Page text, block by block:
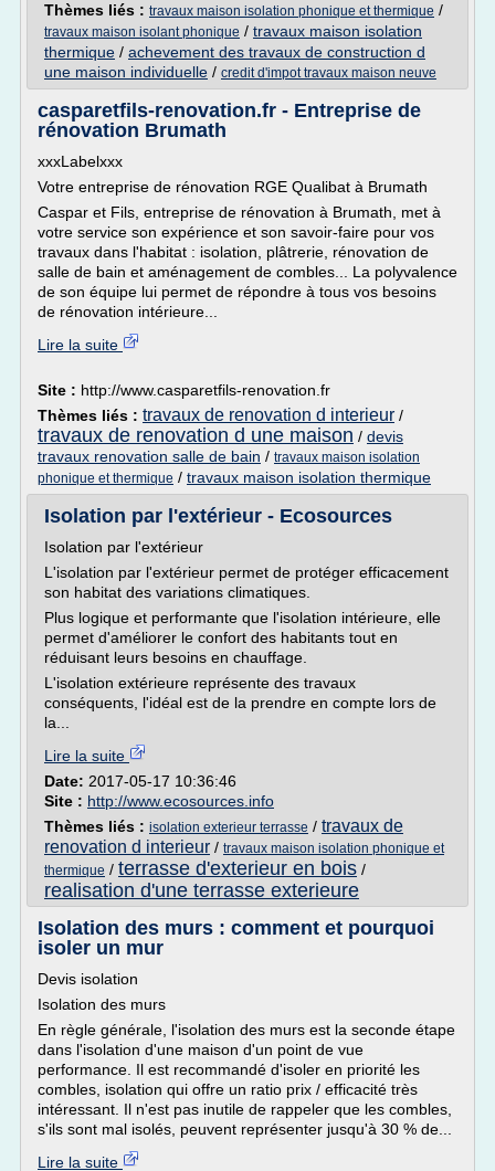
Thèmes liés : travaux maison isolation phonique et thermique /
travaux maison isolant phonique / travaux maison isolation
thermique / achevement des travaux de construction d
une maison individuelle / credit d'impot travaux maison neuve
casparetfils-renovation.fr - Entreprise de
rénovation Brumath
xxxLabelxxx
Votre entreprise de rénovation RGE Qualibat à Brumath
Caspar et Fils, entreprise de rénovation à Brumath, met à
votre service son expérience et son savoir-faire pour vos
travaux dans l'habitat : isolation, plâtrerie, rénovation de
salle de bain et aménagement de combles... La polyvalence
de son équipe lui permet de répondre à tous vos besoins
de rénovation intérieure...
Lire la suite
Site : http://www.casparetfils-renovation.fr
Thèmes liés : travaux de renovation d interieur /
travaux de renovation d une maison / devis
travaux renovation salle de bain / travaux maison isolation
phonique et thermique / travaux maison isolation thermique
Isolation par l'extérieur - Ecosources
Isolation par l'extérieur
L'isolation par l'extérieur permet de protéger efficacement
son habitat des variations climatiques.
Plus logique et performante que l'isolation intérieure, elle
permet d'améliorer le confort des habitants tout en
réduisant leurs besoins en chauffage.
L'isolation extérieure représente des travaux
conséquents, l'idéal est de la prendre en compte lors de
la...
Lire la suite
Date: 2017-05-17 10:36:46
Site : http://www.ecosources.info
Thèmes liés : isolation exterieur terrasse / travaux de
renovation d interieur / travaux maison isolation phonique et
thermique / terrasse d'exterieur en bois /
realisation d'une terrasse exterieure
Isolation des murs : comment et pourquoi
isoler un mur
Devis isolation
Isolation des murs
En règle générale, l'isolation des murs est la seconde étape
dans l'isolation d'une maison d'un point de vue
performance. Il est recommandé d'isoler en priorité les
combles, isolation qui offre un ratio prix / efficacité très
intéressant. Il n'est pas inutile de rappeler que les combles,
s'ils sont mal isolés, peuvent représenter jusqu'à 30 % de...
Lire la suite